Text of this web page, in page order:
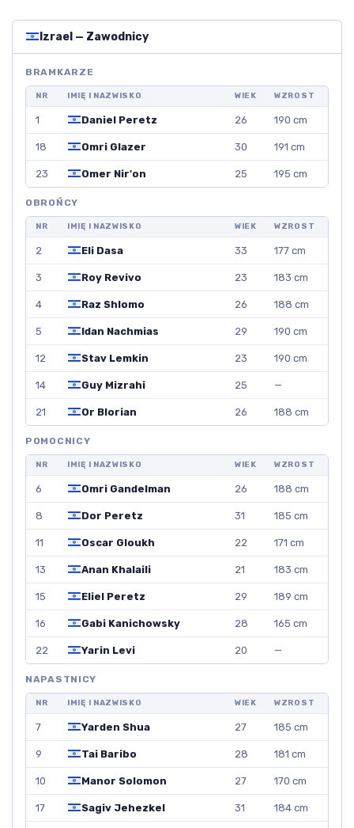
Izrael — Zawodnicy
BRAMKARZE
NR IMIĘ I NAZWISKO WIEK WZROST
1 Daniel Peretz 26 190 cm
18 Omri Glazer 30 191 cm
23 Omer Nir'on 25 195 cm
OBROŃCY
NR IMIĘ I NAZWISKO WIEK WZROST
2 Eli Dasa 33 177 cm
3 Roy Revivo 23 183 cm
4 Raz Shlomo 26 188 cm
5 Idan Nachmias 29 190 cm
12 Stav Lemkin 23 190 cm
14 Guy Mizrahi 25 —
21 Or Blorian 26 188 cm
POMOCNICY
NR IMIĘ I NAZWISKO WIEK WZROST
6 Omri Gandelman 26 188 cm
8 Dor Peretz 31 185 cm
11 Oscar Gloukh 22 171 cm
13 Anan Khalaili 21 183 cm
15 Eliel Peretz 29 189 cm
16 Gabi Kanichowsky 28 165 cm
22 Yarin Levi 20 —
NAPASTNICY
NR IMIĘ I NAZWISKO WIEK WZROST
7 Yarden Shua 27 185 cm
9 Tai Baribo 28 181 cm
10 Manor Solomon 27 170 cm
17 Sagiv Jehezkel 31 184 cm